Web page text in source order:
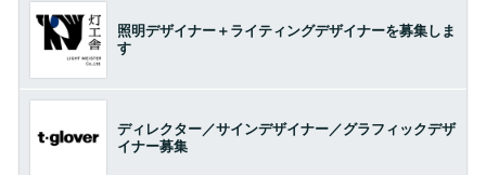
照明デザイナー＋ライティングデザイナーを募集しま
す
ディレクター／サインデザイナー／グラフィックデザ
イナー募集